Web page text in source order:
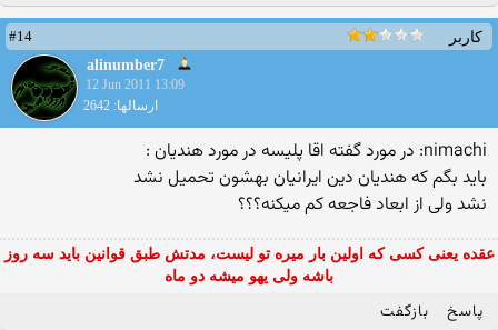
کاربر
#14
alinumber7
12 Jun 2011 13:09
ارسالها: 2642
nimachi: در مورد گفته اقا پلیسه در مورد هندیان :
باید بگم که هندیان دین ایرانیان بهشون تحمیل نشد
نشد ولی از ابعاد فاجعه کم میکنه؟؟؟
عقده یعنی کسی که اولین بار میره تو لیست، مدتش طبق قوانین باید سه روز
باشه ولی یهو میشه دو ماه
پاسخ بازگفت